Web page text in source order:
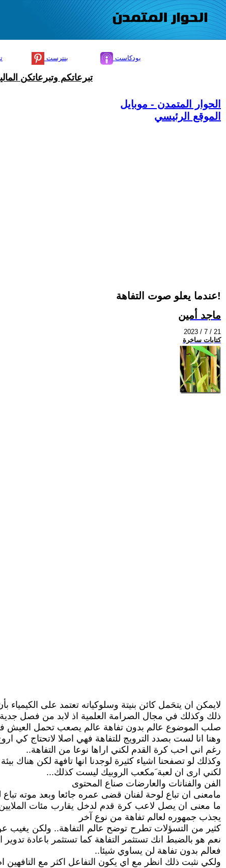
بنترست بودكاست
تبرعاتكم وتبرعاتكن
الحوار المتمدن - موبايل
الموقع الرئيسي
عندما يعلو صوت التفاهة!
ماجد أمين
2023 / 7 / 21
كتابات ساخرة
ذلك وكذلك في مجال الصرامة العلمية اذ لابد من فصل
صلب الموضوع عالم بدون تفاهة عالم يصعب تحمل العيش
وهنا انا لست بصدد الترويج للتفاهة فهي اصلا لاتحتاج كي
رغم اني احب كرة القدم لكني اراها نوعا من التفاهة..
وكذلك لو تصفحنا اشياء كثيرة لوجدنا انها تافهة لكن
لكني ارى ان لعبة َمكعب الروبيك ليست كذلك...
الفن والفنانات والعارضات صناع المحتوى
مامعنى ان تباع لوحة لفنان قضى عمره جائعا وبعد موته تباع
ما معنى ان يصل لاعب كرة قدم لدخل يقارب مئات
يجذب جمهوره لعالم تفاهة من نوع آخر
كثير من التسؤلات تطرح توضح عالم التفاهة.. ولكن يغيب
نعم هو بالضبط انك تستثمر التفاهة كما تستثمر باعادة تدوير
فعالم بدون تفاهة لن يساوي شيئا..
ولكي نثبت ذلك انظر مع اي يكون التفاعل اكثر مع التافهين